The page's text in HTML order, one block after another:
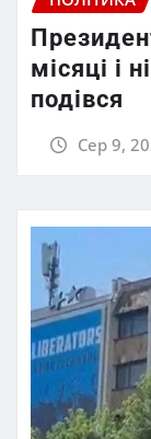
місяці і
подівся
Сер 9,